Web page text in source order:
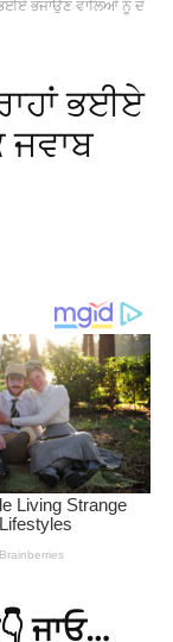
ਭਜਾਉਣ ਵਾਲਿਆਂ ਨੂੰ ਦੋ
ਭਈਏ
ਜਾਓ…